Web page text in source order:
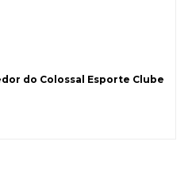
do Colossal Esporte Clube